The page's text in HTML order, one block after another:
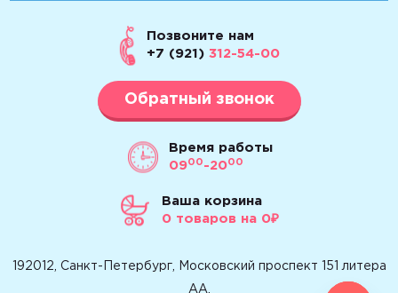
Позвоните нам
+7 (921) 312-54-00
Обратный звонок
Время работы
0900 -2000
Ваша корзина
0 товаров на 0₽
192012, Санкт-Петербург, Московский проспект 151 литера
АА.